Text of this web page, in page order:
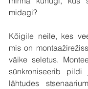
midagi?
Kõigile neile, kes
mis on
väike seletus.
sünkroniseerib
lähtudes